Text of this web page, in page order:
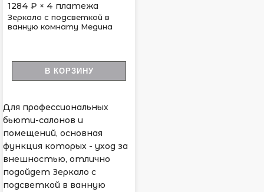
1284 ₽ × 4 платежа
Зеркало с подсветкой в
ванную комнату Медина
В КОРЗИНУ
Для профессиональных
бьюти-салонов и
помещений, основная
функция которых - уход за
внешностью, отлично
подойдет Зеркало с
подсветкой в ванную